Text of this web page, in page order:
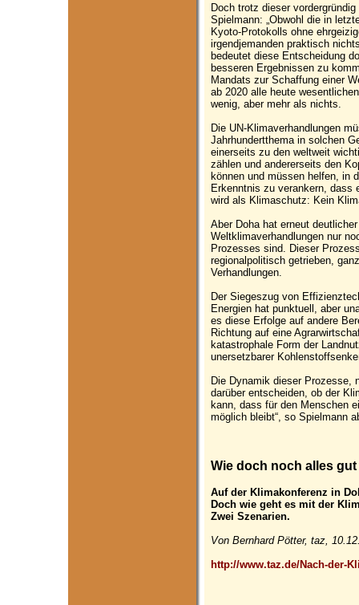
Doch trotz dieser
Spielmann: „Obwohl die in
Kyoto-Protokolls ohne
irgendjemanden praktisch
bedeutet diese Entscheidung
besseren Ergebnissen zu
Mandats zur Schaffung einer
ab 2020 alle heute
wenig, aber mehr als nichts.
Die UN-Klimaverhandlungen
Jahrhundertthema in solchen
einerseits zu den weltweit
zählen und andererseits den
können und müssen helfen, in
Erkenntnis zu verankern, dass
wird als Klimaschutz: Kein
Aber Doha hat erneut
Weltklimaverhandlungen nur
Prozesses sind. Dieser
regionalpolitisch getrieben,
Verhandlungen.
Der Siegeszug von
Energien hat punktuell, aber
es diese Erfolge auf andere
Richtung auf eine
katastrophale Form der
unersetzbarer
Die Dynamik dieser Prozesse,
darüber entscheiden, ob der
kann, dass für den Menschen
möglich bleibt“, so Spielmann
Wie doch noch alles
Auf der Klimakonferenz in
Doch wie geht es mit der
Zwei Szenarien.
Von Bernhard Pötter, taz,
http://www.taz.de/Nach-der-